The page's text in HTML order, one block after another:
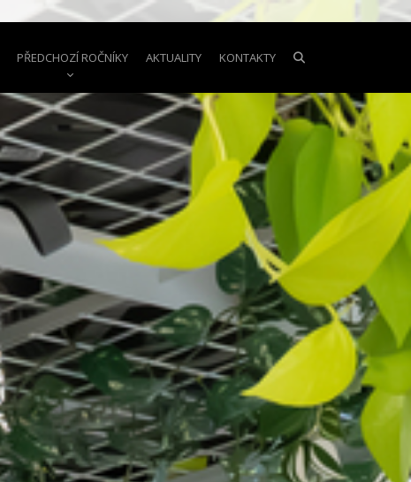
PŘEDCHOZÍ ROČNÍKY AKTUALITY KONTAKTY